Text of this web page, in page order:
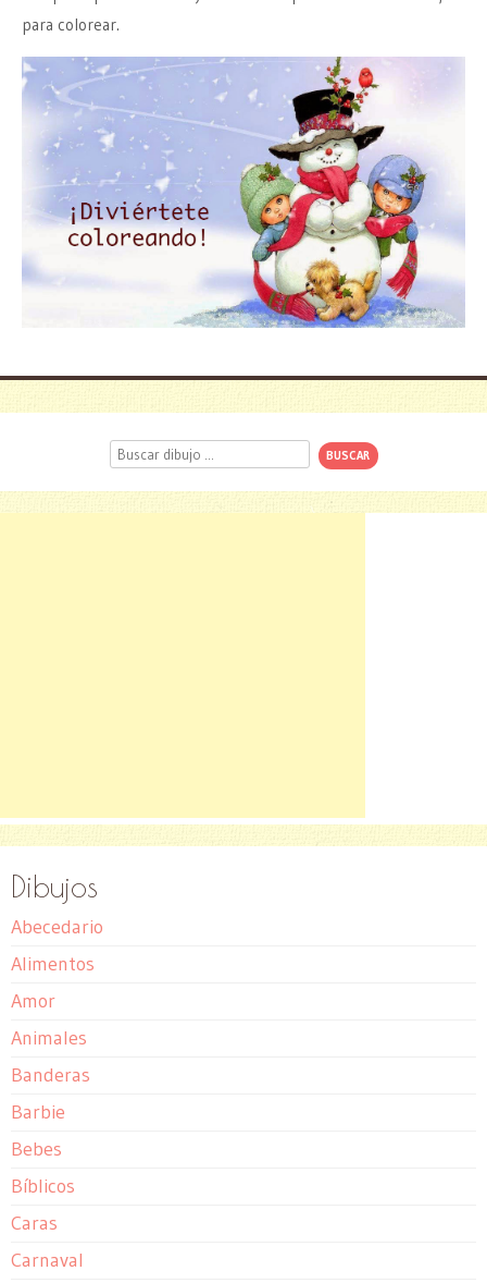
para colorear.
Buscar
Dibujos
Abecedario
Alimentos
Amor
Animales
Banderas
Barbie
Bebes
Bíblicos
Caras
Carnaval